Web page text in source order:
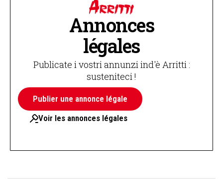
Annonces
légales
Publicate i vostri annunzi ind'è Arritti :
susteniteci !
Publier une annonce légale
Voir les annonces légales